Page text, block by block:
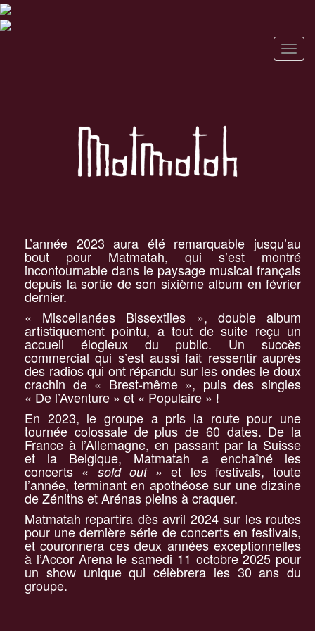
T
t
i
o
L’année 2023 aura été remarquable jusqu’au
bout pour Matmatah, qui s’est montré
incontournable dans le paysage musical français
depuis la sortie de son sixième album en février
dernier.
« Miscellanées Bissextiles », double album
artistiquement pointu, a tout de suite reçu un
accueil élogieux du public. Un succès
commercial qui s’est aussi fait ressentir auprès
des radios qui ont répandu sur les ondes le doux
crachin de « Brest-même », puis des singles
« De l’Aventure » et « Populaire » !
En 2023, le groupe a pris la route pour une
tournée colossale de plus de 60 dates. De la
France à l’Allemagne, en passant par la Suisse
et la Belgique, Matmatah a enchaîné les
concerts « sold out » et les festivals, toute
l’année, terminant en apothéose sur une dizaine
de Zéniths et Arénas pleins à craquer.
Matmatah repartira dès avril 2024 sur les routes
pour une dernière série de concerts en festivals,
et couronnera ces deux années exceptionnelles
à l’Accor Arena le samedi 11 octobre 2025 pour
un show unique qui célèbrera les 30 ans du
groupe.